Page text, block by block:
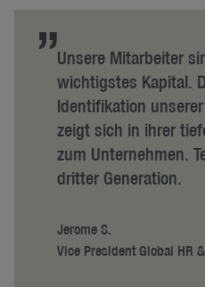
”Unsere Mitarbeiter
wichtigstes Kapital.
Identifikation
zeigt sich in ihrer
zum Unternehmen.
dritter Generation.
Jerome S.
Vice President Global HR